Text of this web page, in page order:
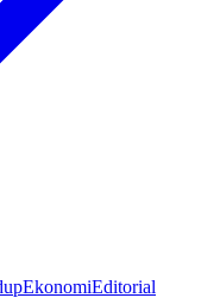
EkonomiEditorial